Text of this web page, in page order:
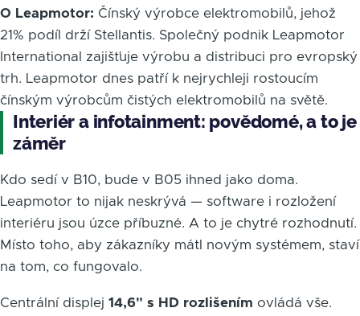
O Leapmotor: Čínský výrobce elektromobilů, jehož
21% podíl drží Stellantis. Společný podnik Leapmotor
International zajišťuje výrobu a distribuci pro evropský
trh. Leapmotor dnes patří k nejrychleji rostoucím
čínským výrobcům čistých elektromobilů na světě.
Interiér a infotainment: povědomé, a to je
záměr
Kdo sedí v B10, bude v B05 ihned jako doma.
Leapmotor to nijak neskrývá — software i rozložení
interiéru jsou úzce příbuzné. A to je chytré rozhodnutí.
Místo toho, aby zákazníky mátl novým systémem, staví
na tom, co fungovalo.
Centrální displej 14,6" s HD rozlišením ovládá vše.